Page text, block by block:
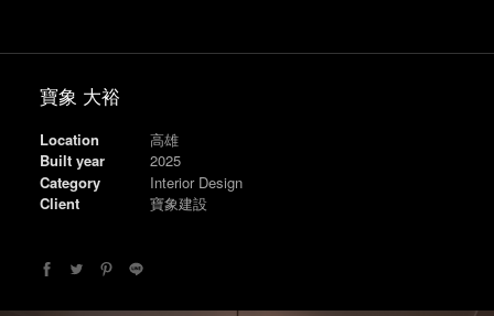
寶象 大裕
Location
高雄
Built year
2025
Category
Interior Design
Client
寶象建設